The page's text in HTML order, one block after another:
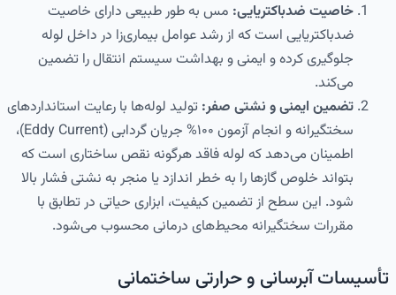
خاصیت ضدباکتریایی: مس به طور طبیعی دارای خاصیت
ضدباکتریایی است که از رشد عوامل بیماری‌زا در داخل لوله
جلوگیری کرده و ایمنی و بهداشت سیستم انتقال را تضمین
می‌کند.
تضمین ایمنی و نشتی صفر: تولید لوله‌ها با رعایت استانداردهای
سختگیرانه و انجام آزمون ۱۰۰% جریان گردابی (Eddy Current)،
اطمینان می‌دهد که لوله فاقد هرگونه نقص ساختاری است که
بتواند خلوص گازها را به خطر اندازد یا منجر به نشتی فشار بالا
شود. این سطح از تضمین کیفیت، ابزاری حیاتی در تطابق با
مقررات سختگیرانه محیط‌های درمانی محسوب می‌شود.
تأسیسات آبرسانی و حرارتی ساختمانی